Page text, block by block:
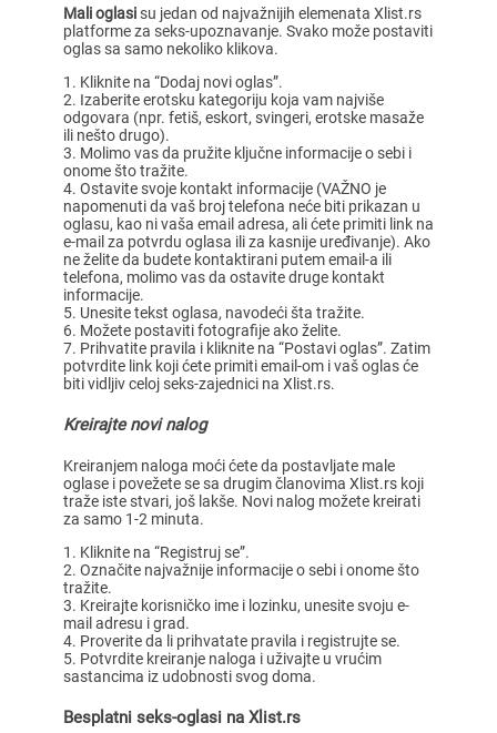
Mali oglasisu jedan od najvažnijih elemenata Xlist.rs
platforme za seks-upoznavanje. Svako može postaviti
oglas sa samo nekoliko klikova.
Kliknite na “Dodaj novi oglas”.
Izaberite erotsku kategoriju koja vam najviše
odgovara (npr. fetiš, eskort, svingeri, erotske masaže
ili nešto drugo).
Molimo vas da pružite ključne informacije o sebi i
onome što tražite.
Ostavite svoje kontakt informacije (VAŽNO je
napomenuti da vaš broj telefona neće biti prikazan u
oglasu, kao ni vaša email adresa, ali ćete primiti link na
e-mail za potvrdu oglasa ili za kasnije uređivanje). Ako
ne želite da budete kontaktirani putem email-a ili
telefona, molimo vas da ostavite druge kontakt
informacije.
Unesite tekst oglasa, navodeći šta tražite.
Možete postaviti fotografije ako želite.
Prihvatite pravila i kliknite na “Postavi oglas”. Zatim
potvrdite link koji ćete primiti email-om i vaš oglas će
biti vidljiv celoj seks-zajednici na Xlist.rs.
Kreirajte novi nalog
Kreiranjem naloga moći ćete da postavljate male
oglase i povežete se sa drugim članovima Xlist.rs koji
traže iste stvari, još lakše. Novi nalog možete kreirati
za samo 1-2 minuta.
Kliknite na “Registruj se”.
Označite najvažnije informacije o sebi i onome što
tražite.
Kreirajte korisničko ime i lozinku, unesite svoju e-
mail adresu i grad.
Proverite da li prihvatate pravila i registrujte se.
Potvrdite kreiranje naloga i uživajte u vrućim
sastancima iz udobnosti svog doma.
Besplatni seks-oglasi na Xlist.rs